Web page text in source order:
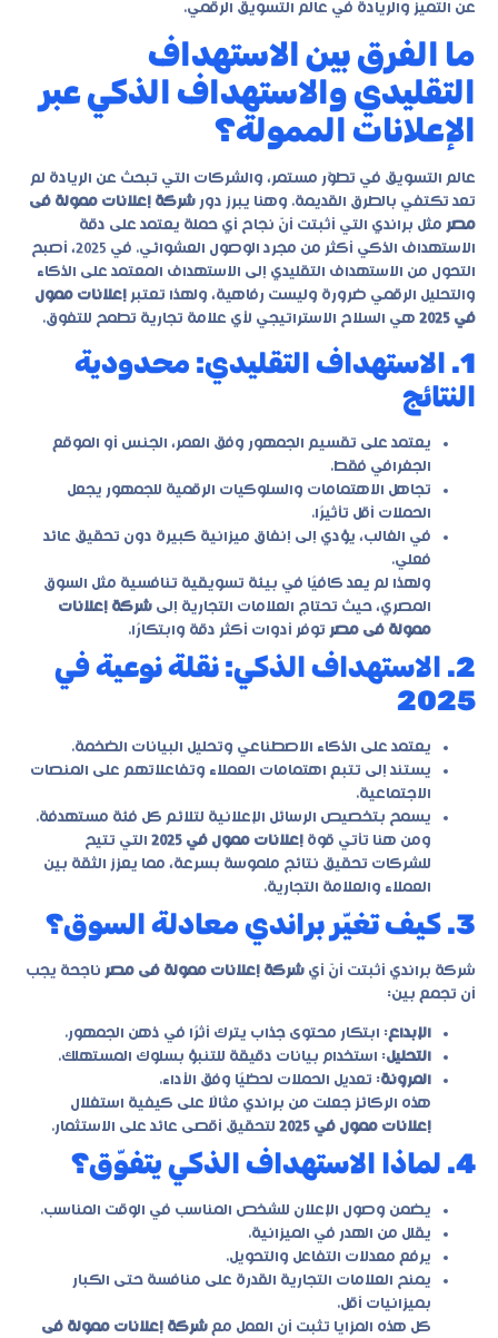
عن التميز والريادة في عالم التسويق الرقمي.
ما الفرق بين الاستهداف
التقليدي والاستهداف الذكي عبر
الإعلانات الممولة؟
عالم التسويق في تطوّر مستمر، والشركات التي تبحث عن الريادة لم
تعد تكتفي بالطرق القديمة. وهنا يبرز دور شركة إعلانات ممولة فى
مصر مثل براندي التي أثبتت أنّ نجاح أي حملة يعتمد على دقة
الاستهداف الذكي أكثر من مجرد الوصول العشوائي. في 2025، أصبح
التحول من الاستهداف التقليدي إلى الاستهداف المعتمد على الذكاء
والتحليل الرقمي ضرورة وليست رفاهية، ولهذا تعتبر إعلانات ممول
في 2025
هي السلاح الاستراتيجي لأي علامة تجارية تطمح للتفوق.
1. الاستهداف التقليدي: محدودية
النتائج
يعتمد على تقسيم الجمهور وفق العمر، الجنس أو الموقع
الجغرافي فقط.
تجاهل الاهتمامات والسلوكيات الرقمية للجمهور يجعل
الحملات أقل تأثيرًا.
في الغالب، يؤدي إلى إنفاق ميزانية كبيرة دون تحقيق عائد
فعلي.
ولهذا لم يعد كافيًا في بيئة تسويقية تنافسية مثل السوق
المصري، حيث تحتاج العلامات التجارية إلى شركة إعلانات
ممولة فى مصر توفر أدوات أكثر دقة وابتكارًا.
2. الاستهداف الذكي: نقلة نوعية في
2025
يعتمد على الذكاء الاصطناعي وتحليل البيانات الضخمة.
يستند إلى تتبع اهتمامات العملاء وتفاعلاتهم على المنصات
الاجتماعية.
يسمح بتخصيص الرسائل الإعلانية لتلائم كل فئة مستهدفة.
ومن هنا تأتي قوة إعلانات ممول في 2025
التي تتيح
للشركات تحقيق نتائج ملموسة بسرعة، مما يعزز الثقة بين
العملاء والعلامة التجارية.
3. كيف تغيّر براندي معادلة السوق؟
شركة براندي أثبتت أنّ أي شركة إعلانات ممولة فى مصر ناجحة يجب
أن تجمع بين:
الإبداع: ابتكار محتوى جذاب يترك أثرًا في ذهن الجمهور.
التحليل: استخدام بيانات دقيقة للتنبؤ بسلوك المستهلك.
المرونة: تعديل الحملات لحظيًا وفق الأداء.
هذه الركائز جعلت من براندي مثالًا على كيفية استغلال
إعلانات ممول في 2025
لتحقيق أقصى عائد على الاستثمار.
4. لماذا الاستهداف الذكي يتفوّق؟
يضمن وصول الإعلان للشخص المناسب في الوقت المناسب.
يقلل من الهدر في الميزانية.
يرفع معدلات التفاعل والتحويل.
يمنح العلامات التجارية القدرة على منافسة حتى الكبار
بميزانيات أقل.
كل هذه المزايا تثبت أن العمل مع شركة إعلانات ممولة فى